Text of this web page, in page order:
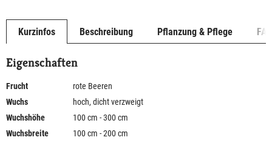
Kurzinfos Beschreibung Pflanzung & Pflege
Eigenschaften
Frucht
rote Beeren
Wuchs
hoch, dicht verzweigt
Wuchshöhe
100 cm - 300 cm
Wuchsbreite
100 cm - 200 cm